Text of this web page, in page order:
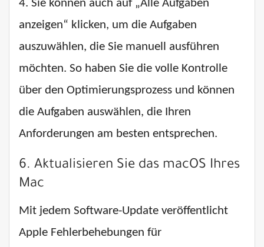
4. Sie können auch auf „Alle Aufgaben
anzeigen“ klicken, um die Aufgaben
auszuwählen, die Sie manuell ausführen
möchten. So haben Sie die volle Kontrolle
über den Optimierungsprozess und können
die Aufgaben auswählen, die Ihren
Anforderungen am besten entsprechen.
6. Aktualisieren Sie das macOS Ihres
Mac
Mit jedem Software-Update veröffentlicht
Apple Fehlerbehebungen für